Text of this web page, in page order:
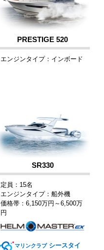
PRESTIGE 520
エンジンタイプ：インボード
SR330
定員：15名
エンジンタイプ：船外機
価格帯：6,150万円～6,500万
円
マリンクラブ シースタイ